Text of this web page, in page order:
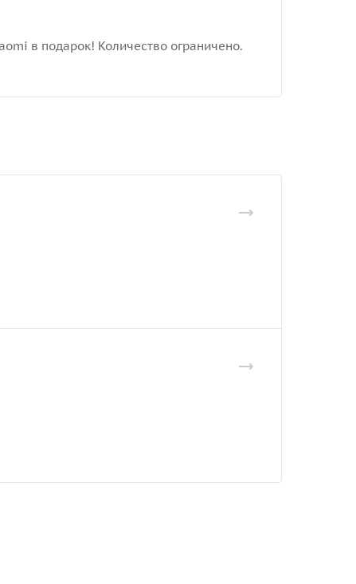
в подарок! Количество ограничено.